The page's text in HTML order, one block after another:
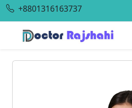
+8801316163737